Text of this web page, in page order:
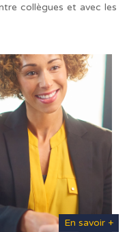
collègues et avec les
En savoir +